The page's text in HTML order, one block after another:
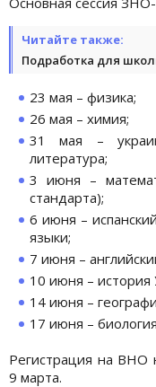
Читайте также:
Подработка для
23 мая – физика;
26 мая – химия;
31 мая –
литература;
3 июня –
стандарта);
6 июня –
языки;
7 июня –
10 июня – история
14 июня –
17 июня –
Регистрация на ВНО
9 марта.